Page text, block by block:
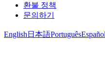
환불 정책
문의하기
English 日本語PortuguêsEspañol